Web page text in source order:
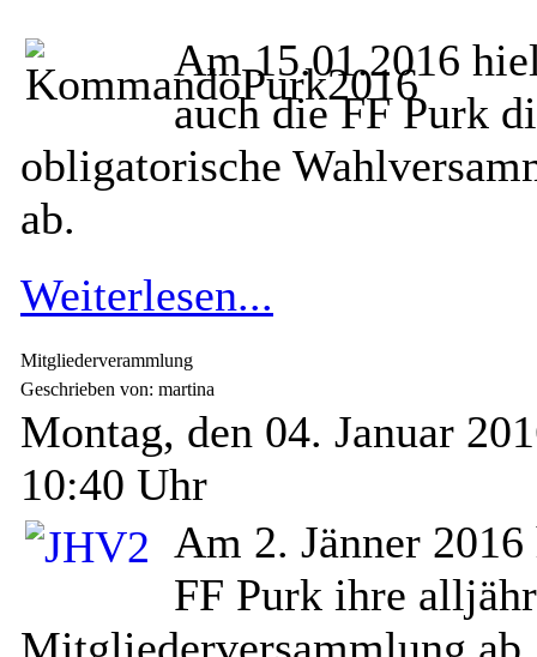
Am 15.01.2016
auch die FF Purk
obligatorische
ab.
Weiterlesen...
Mitgliederverammlung
Geschrieben von: martina
Montag, den 04. Januar
10:40 Uhr
Am 2. Jänner
FF Purk ihre